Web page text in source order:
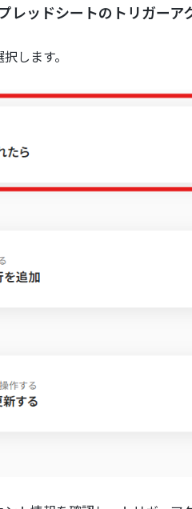
レッドシートのトリガーア
します。